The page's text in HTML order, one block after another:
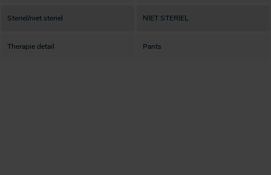
Steriel/niet steriel NIET STERIEL
Therapie detail Pants